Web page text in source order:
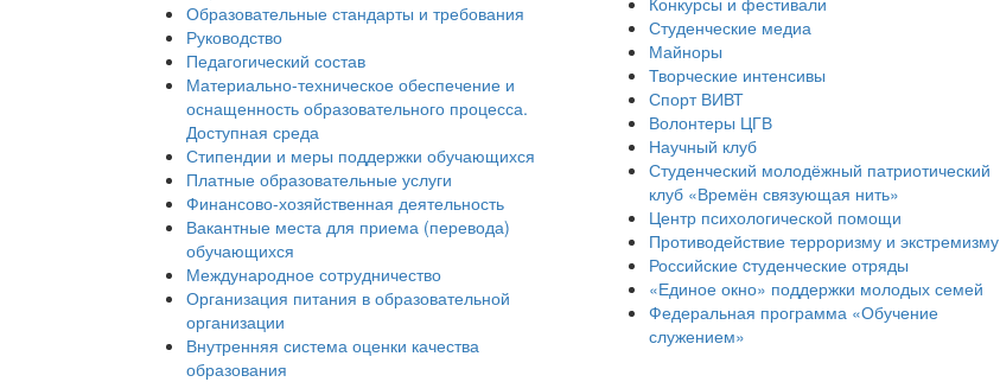
Образовательные стандарты и требования
Руководство
Педагогический состав
Материально-техническое обеспечение и
оснащенность образовательного процесса.
Доступная среда
Стипендии и меры поддержки обучающихся
Платные образовательные услуги
Финансово-хозяйственная деятельность
Вакантные места для приема (перевода)
обучающихся
Международное сотрудничество
Организация питания в образовательной
организации
Внутренняя система оценки качества
образования
Студенческие медиа
Майноры
Творческие интенсивы
Спорт ВИВТ
Волонтеры ЦГВ
Научный клуб
Студенческий молодёжный патриотический
клуб «Времён связующая нить»
Центр психологической помощи
Противодействие терроризму и экстремизму
Российские cтуденческие отряды
«Единое окно» поддержки молодых семей
Федеральная программа «Обучение
служением»